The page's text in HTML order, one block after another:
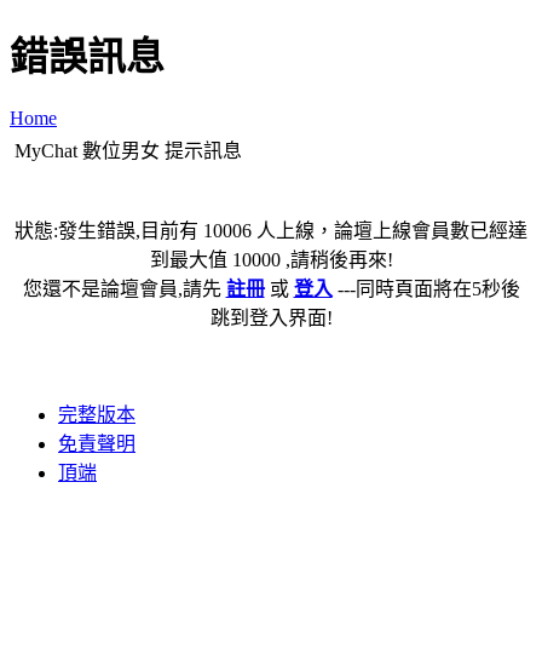
錯誤訊息
Home
MyChat 數位男女 提示訊息
狀態:發生錯誤,目前有 10006 人上線，論壇上線會員數已經達
到最大值 10000 ,請稍後再來!
您還不是論壇會員,請先 註冊或 登入 ---同時頁面將在5秒後
跳到登入界面!
完整版本
免責聲明
頂端